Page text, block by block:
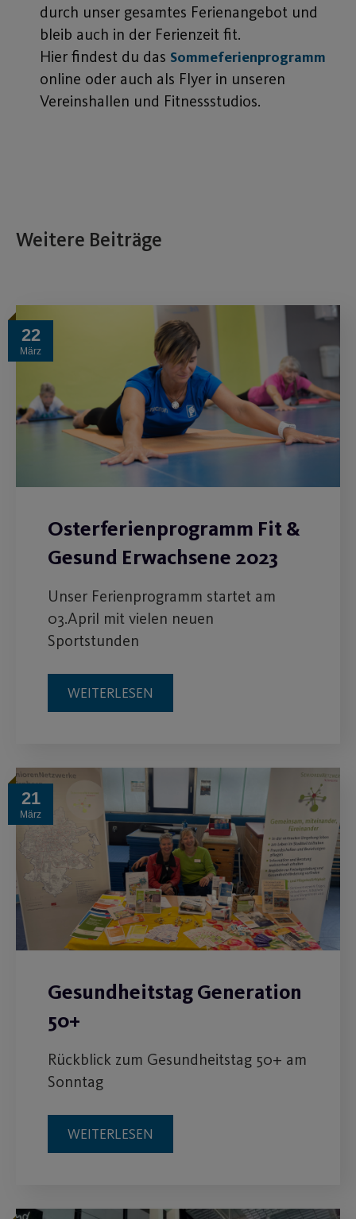
durch unser gesamtes Ferienangebot und
bleib auch in der Ferienzeit fit.
Hier findest du das Sommeferienprogramm
online oder auch als Flyer in unseren
Vereinshallen und Fitnessstudios.
Weitere Beiträge
22
März
Osterferienprogramm Fit &
Gesund Erwachsene 2023
Unser Ferienprogramm startet am
03.April mit vielen neuen
Sportstunden
WEITERLESEN
21
März
Gesundheitstag Generation
50+
Rückblick zum Gesundheitstag 50+ am
Sonntag
WEITERLESEN